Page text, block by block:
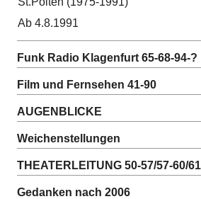
Ab 4.8.1991
Funk Radio Klagenfurt 65-68-94-?
Film und Fernsehen 41-90
AUGENBLICKE
Weichenstellungen
THEATERLEITUNG 50-57/57-60/
Gedanken nach 2006